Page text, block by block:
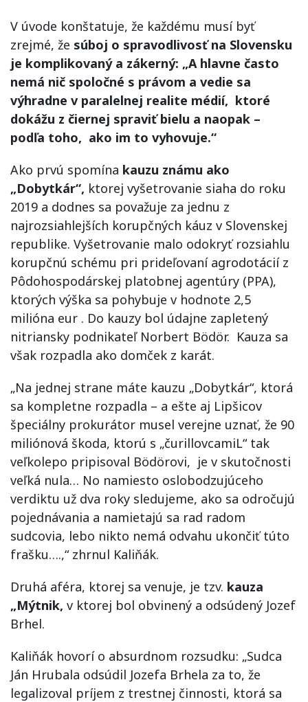
V úvode konštatuje, že každému musí byť
zrejmé, že súboj o spravodlivosť na Slovensku
je komplikovaný a zákerný: „A hlavne často
nemá nič spoločné s právom a vedie sa
výhradne v paralelnej realite médií, ktoré
dokážu z čiernej spraviť bielu a naopak –
podľa toho, ako im to vyhovuje.“
Ako prvú spomína kauzu známu ako
„Dobytkár“, ktorej vyšetrovanie siaha do roku
2019 a dodnes sa považuje za jednu z
najrozsiahlejších korupčných káuz v Slovenskej
republike. Vyšetrovanie malo odokryť rozsiahlu
korupčnú schému pri prideľovaní agrodotácií z
Pôdohospodárskej platobnej agentúry (PPA),
ktorých výška sa pohybuje v hodnote 2,5
milióna eur . Do kauzy bol údajne zapletený
nitriansky podnikateľ Norbert Bödör. Kauza sa
však rozpadla ako domček z karát.
„Na jednej strane máte kauzu „Dobytkár“, ktorá
sa kompletne rozpadla – a ešte aj Lipšicov
špeciálny prokurátor musel verejne uznať, že 90
miliónová škoda, ktorú s „čurillovcamiL“ tak
veľkolepo pripisoval Bödörovi, je v skutočnosti
veľká nula… No namiesto oslobodzujúceho
verdiktu už dva roky sledujeme, ako sa odročujú
pojednávania a namietajú sa rad radom
sudcovia, lebo nikto nemá odvahu ukončiť túto
frašku….,“ zhrnul Kaliňák.
Druhá aféra, ktorej sa venuje, je tzv. kauza
„Mýtnik, v ktorej bol obvinený a odsúdený Jozef
Brhel.
Kaliňák hovorí o absurdnom rozsudku: „Sudca
Ján Hrubala odsúdil Jozefa Brhela za to, že
legalizoval príjem z trestnej činnosti, ktorá sa